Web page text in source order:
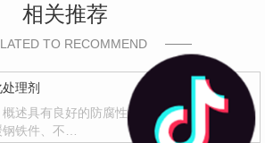
相关推荐
TO RECOMMEND
理剂
述具有良好的防腐性和封闭能力，有效地
钢铁件、不…